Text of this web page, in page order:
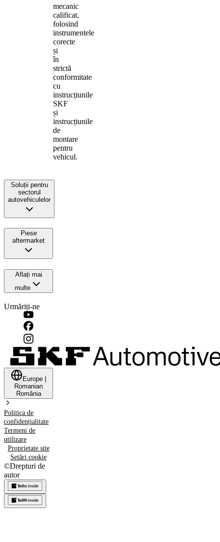
mecanic
calificat,
folosind
instrumentele
corecte
și
în
strictă
conformitate
cu
instrucțiunile
SKF
și
instrucțiunile
de
montare
pentru
vehicul.
Soluții pentru
sectorul
autovehiculelor
Piese
aftermarket
Aflați mai
multe
Urmăriți-ne
Europe
Romanian
România
Politica de
confidențialitate
Termeni de
utilizare
Proprietate site
Setări cookie
©Drepturi de
autor